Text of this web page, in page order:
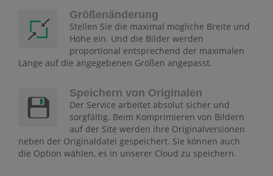
Größenänderung
Stellen Sie die maximal mögliche Breite und
Höhe ein. Und die Bilder werden
proportional entsprechend der maximalen
Länge auf die angegebenen Größen angepasst.
Speichern von Originalen
Der Service arbeitet absolut sicher und
sorgfältig. Beim Komprimieren von Bildern
auf der Site werden ihre Originalversionen
neben der Originaldatei gespeichert. Sie können auch
die Option wählen, es in unserer Cloud zu speichern.